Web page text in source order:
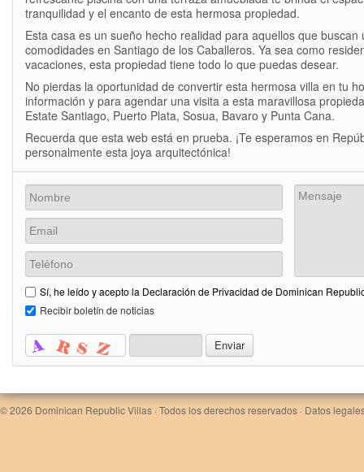
tranquilidad y el encanto de esta hermosa propiedad.
Esta casa es un sueño hecho realidad para aquellos que
comodidades en Santiago de los Caballeros. Ya sea como
vacaciones, esta propiedad tiene todo lo que puedas desear.
No pierdas la oportunidad de convertir esta hermosa villa en tu
información y para agendar una visita a esta maravillosa
Estate Santiago, Puerto Plata, Sosua, Bavaro y Punta Cana.
Recuerda que esta web está en prueba. ¡Te esperamos en
personalmente esta joya arquitectónica!
Sí, he leído y acepto la Declaración de Privacidad de Dominican
Recibir boletín de noticias
© 2026 Dominican Republic Villas · Todos los derechos reservados · Datos